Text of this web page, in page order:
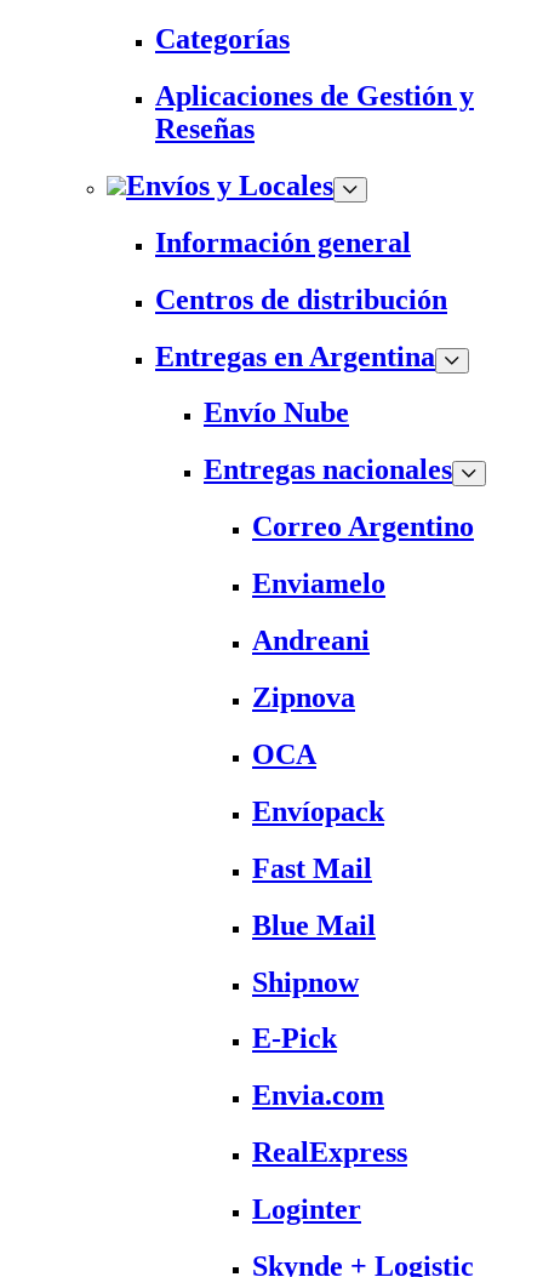
Categorías
Aplicaciones de Gestión y
Reseñas
Envíos y Locales
Información general
Centros de distribución
Entregas en Argentina
Envío Nube
Entregas nacionales
Correo Argentino
Enviamelo
Andreani
Zipnova
OCA
Envíopack
Fast Mail
Blue Mail
Shipnow
E-Pick
Envia.com
RealExpress
Loginter
Skynde + Logistic